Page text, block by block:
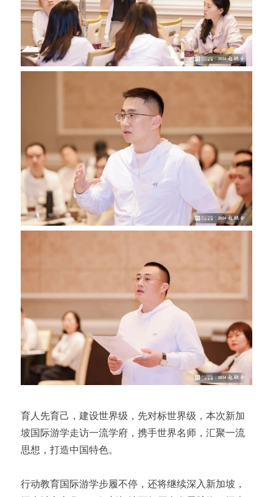
育人先育己，建设世界级，先对标世界级，本次新加
坡国际游学走访一流学府，携手世界名师，汇聚一流
思想，打造中国特色。
行动教育国际游学步履不停，还将继续深入新加坡，